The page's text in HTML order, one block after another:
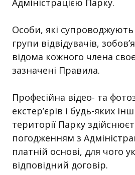
Адміністрацією Парку.
Особи, які супроводжують
групи відвідувачів,
відома кожного члена
зазначені Правила.
Професійна відео- та
екстер’єрів і будь-яких
території Парку
погодженням з
платній основі, для чого
відповідний договір.